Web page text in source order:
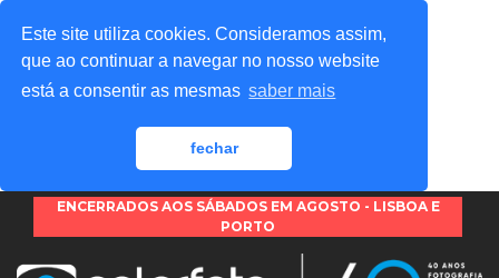
Este site utiliza cookies. Consideramos assim,
que ao continuar a navegar no nosso website
está a consentir as mesmas saber mais
fechar
ENCERRADOS AOS SÁBADOS EM AGOSTO - LISBOA E
PORTO